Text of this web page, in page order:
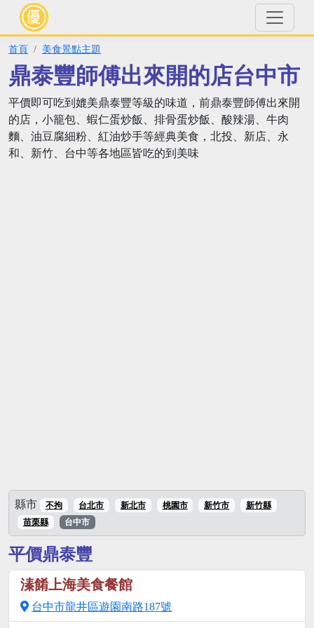
首頁 美食景點主題
鼎泰豐師傅出來開的店台中市
平價即可吃到媲美鼎泰豐等級的味道，前鼎泰豐師傅出來開
的店，小籠包、蝦仁蛋炒飯、排骨蛋炒飯、酸辣湯、牛肉
麵、油豆腐細粉、紅油炒手等經典美食，北投、新店、永
和、新竹、台中等各地區皆吃的到美味
縣市 不拘 台北市 新北市 桃園市 新竹市
新竹縣
苗栗縣
台中市
平價鼎泰豐
溱餚上海美食餐館
台中市龍井區遊園南路187號